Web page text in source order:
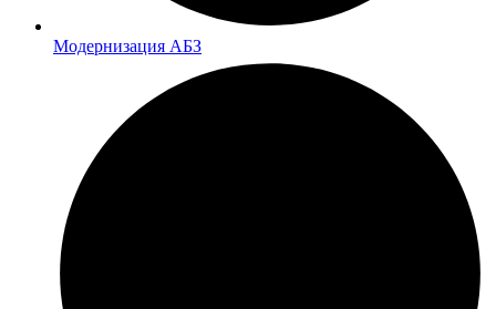
Модернизация АБЗ